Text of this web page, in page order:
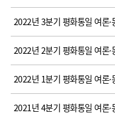
2022년 3분기 평화통일 여론·
2022년 2분기 평화통일 여론·
2022년 1분기 평화통일 여론·
2021년 4분기 평화통일 여론·